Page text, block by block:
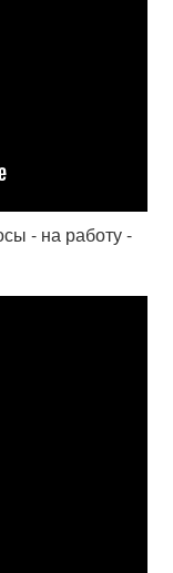
- на работу -